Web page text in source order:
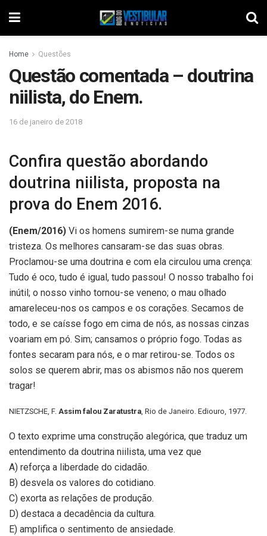
Home Questões
Questão comentada – doutrina
niilista, do Enem.
16 de janeiro de 2018
Confira questão abordando
doutrina niilista, proposta na
prova do Enem 2016.
(Enem/2016) Vi os homens sumirem-se numa grande
tristeza. Os melhores cansaram-se das suas obras.
Proclamou-se uma doutrina e com ela circulou uma crença:
Tudo é oco, tudo é igual, tudo passou! O nosso trabalho foi
inútil; o nosso vinho tornou-se veneno; o mau olhado
amareleceu-nos os campos e os corações. Secamos de
todo, e se caísse fogo em cima de nós, as nossas cinzas
voariam em pó. Sim; cansamos o próprio fogo. Todas as
fontes secaram para nós, e o mar retirou-se. Todos os
solos se querem abrir, mas os abismos não nos querem
tragar!
NIETZSCHE, F. Assim falou Zaratustra, Rio de Janeiro. Ediouro, 1977.
O texto exprime uma construção alegórica, que traduz um
entendimento da doutrina niilista, uma vez que
A) reforça a liberdade do cidadão.
B) desvela os valores do cotidiano.
C) exorta as relações de produção.
D) destaca a decadência da cultura.
E) amplifica o sentimento de ansiedade.